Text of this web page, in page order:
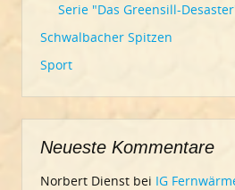
Serie "Das Greensill-
Schwalbacher Spitzen
Sport
Neueste Kommentare
Norbert Dienst bei IG